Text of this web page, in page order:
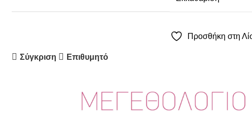
Προσθήκη στη
Σύγκριση Επιθυμητό